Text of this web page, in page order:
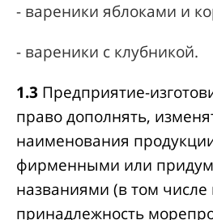
- вареники яблоками и
- вареники с клубникой.
1.3 Предприятие-
право дополнять,
наименования
фирменными или
названиями (в том
принадлежность